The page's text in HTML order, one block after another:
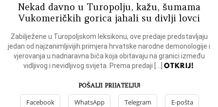
Nekad davno u Turopolju, kažu, šumama
Vukomeričkih gorica jahali su divlji lovci
Zabilježene u Turopoljskom leksikonu, ove predaje predstavljaju
jedan od najzanimljivijih primjera hrvatske narodne demonologije i
vjerovanja u nadnaravna bića koja obitavaju na granici između
vidljivog i nevidljivog svijeta. Prema predaji […]OTKRIJ!
POŠALJI PRIJATELJU!
Facebook WhatsApp Telegram E-pošta